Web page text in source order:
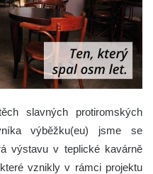
slavných protiromských
výběžku(eu) jsme se
výstavu v teplické kavárně
vznikly v rámci projektu